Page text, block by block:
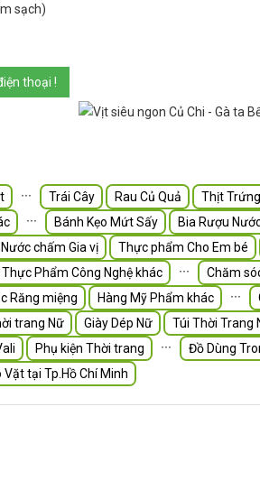
sạch)
thoại !
∙∙∙ Trái Cây Rau Củ Quả Thịt Trứng
∙∙∙ Bánh Kẹo Mứt Sấy Bia Rượu
chấm Gia vị Thực phẩm Cho Em bé
Thực Phẩm Công Nghệ khác ∙∙∙ Chăm
Răng miệng Hàng Mỹ Phẩm khác ∙∙∙
trang Nữ Giày Dép Nữ Túi Thời Trang
Phụ kiện Thời trang ∙∙∙ Đồ Dùng
Vặt tại Tp.Hồ Chí Minh